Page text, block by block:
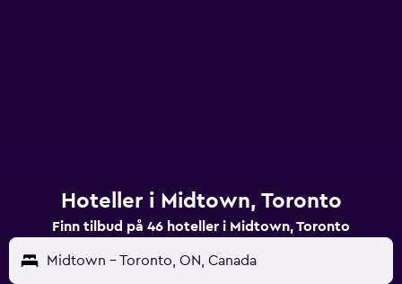
Hoteller i Midtown, Toronto
Finn tilbud på 46 hoteller i Midtown, Toronto
Midtown - Toronto, ON, Canada